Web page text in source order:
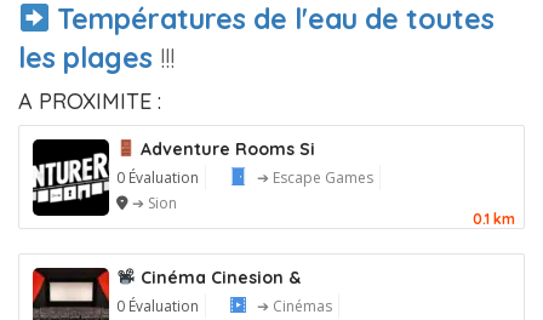
Températures de l'eau de toutes
les plages !!!
A PROXIMITE :
Adventure Rooms Si
0 Évaluation
➔ Escape Games
➔ Sion
0.1 km
Cinéma Cinesion &
0 Évaluation
➔ Cinémas